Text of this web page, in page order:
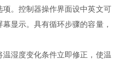
。控制器操作界面设中英文可
显示。具有循环步骤的容量，
湿度变化条件立即修正，使温